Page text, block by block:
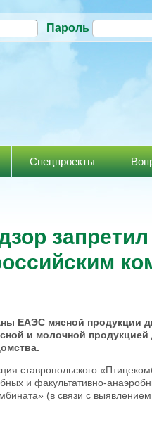
Перейти к
содержанию
Пароль
Спецпроекты
запретил
ЕАЭС мясной продукции
и молочной продукцией
ставропольского
и факультативно-
(в связи с